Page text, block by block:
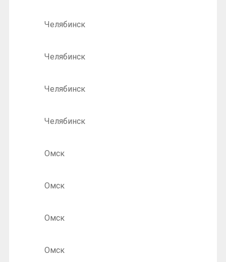
Челябинск
Челябинск
Челябинск
Челябинск
Омск
Омск
Омск
Омск